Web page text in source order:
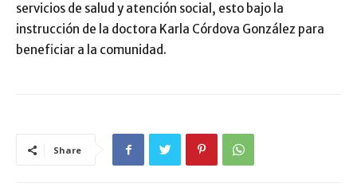
servicios de salud y atención social, esto bajo la
instrucción de la doctora Karla Córdova González para
beneficiar a la comunidad.
Share